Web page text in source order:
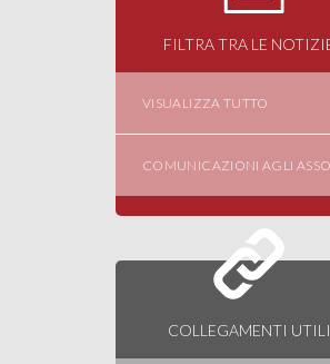
FILTRA TRA LE
VISUALIZZA TUTTO
COMUNICAZIONI AGLI
COLLEGAMENTI UTILI